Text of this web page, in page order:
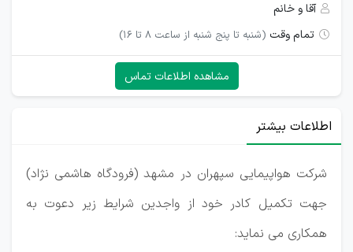
آقا و خانم
تمام وقت (شنبه تا پنج شنبه از ساعت 8 تا 16)
مشاهده اطلاعات تماس
اطلاعات بیشتر
شرکت هواپیمایی سپهران در مشهد (فرودگاه هاشمی نژاد)
جهت تکمیل کادر خود از واجدین شرایط زیر دعوت به
همکاری می نماید: